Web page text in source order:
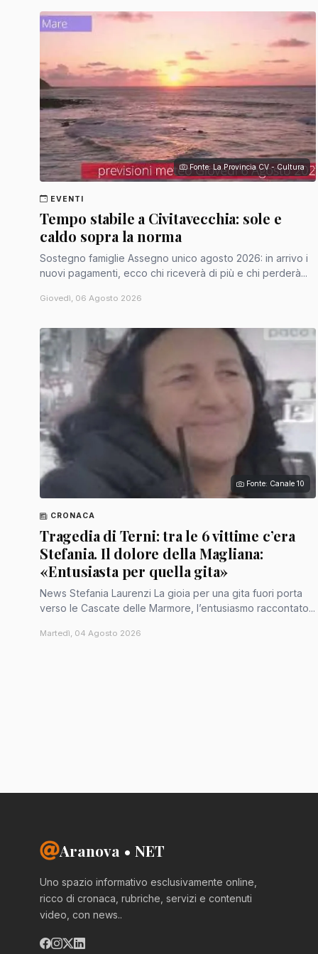
Fonte: La Provincia CV - Cultura
EVENTI
Tempo stabile a Civitavecchia: sole e
caldo sopra la norma
Sostegno famiglie Assegno unico agosto 2026: in arrivo i
nuovi pagamenti, ecco chi riceverà di più e chi perderà...
Giovedì, 06 Agosto 2026
Fonte: Canale 10
CRONACA
Tragedia di Terni: tra le 6 vittime c’era
Stefania. Il dolore della Magliana:
«Entusiasta per quella gita»
News Stefania Laurenzi La gioia per una gita fuori porta
verso le Cascate delle Marmore, l’entusiasmo raccontato...
Martedì, 04 Agosto 2026
Aranova • NET
Uno spazio informativo esclusivamente online,
ricco di cronaca, rubriche, servizi e contenuti
video, con news..